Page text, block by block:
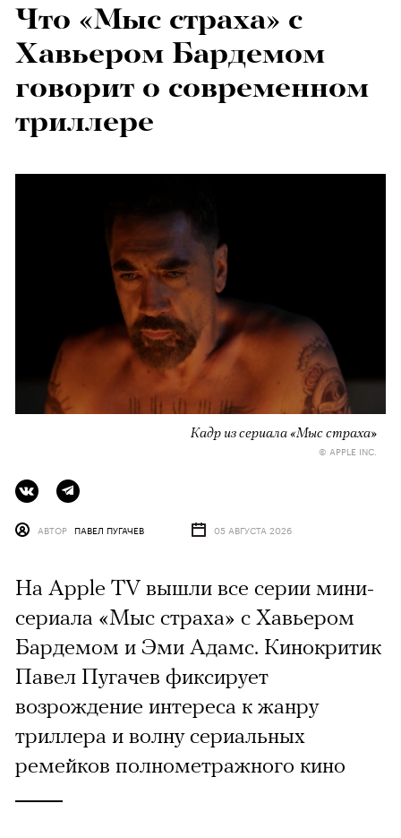
Что «Мыс страха» с
Хавьером Бардемом
говорит о современном
триллере
Кадр из сериала «Мыс страха»
© APPLE INC.
АВТОР ПАВЕЛ ПУГАЧЕВ 05 АВГУСТА 2026
На Apple TV вышли все серии мини-
сериала «Мыс страха» с Хавьером
Бардемом и Эми Адамс. Кинокритик
Павел Пугачев фиксирует
возрождение интереса к жанру
триллера и волну сериальных
ремейков полнометражного кино